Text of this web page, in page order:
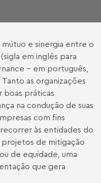
e sinergia entre o
em inglês para
- em português,
as organizações
práticas
na condução de suas
com fins
às entidades do
de mitigação
de equidade, uma
que gera